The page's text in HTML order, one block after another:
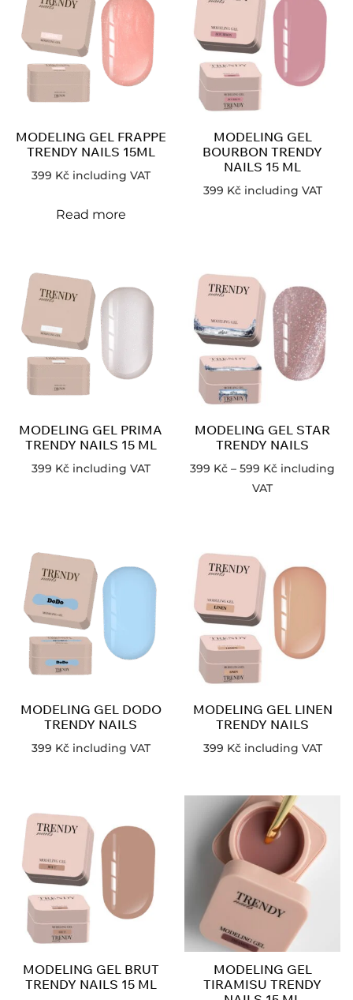
MODELING GEL FRAPPE
TRENDY NAILS 15ML
399 Kč including VAT
Read more
MODELING GEL
BOURBON TRENDY
NAILS 15 ML
399 Kč including VAT
MODELING GEL PRIMA
TRENDY NAILS 15 ML
399 Kč including VAT
MODELING GEL STAR
TRENDY NAILS
399 Kč – 599 Kč including
VAT
MODELING GEL DODO
TRENDY NAILS
399 Kč including VAT
MODELING GEL LINEN
TRENDY NAILS
399 Kč including VAT
MODELING GEL BRUT
TRENDY NAILS 15 ML
MODELING GEL
TIRAMISU TRENDY